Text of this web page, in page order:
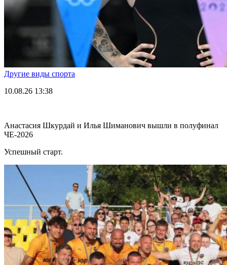
Другие виды спорта
10.08.26 13:38
Анастасия Шкурдай и Илья Шиманович вышли в полуфинал
ЧЕ-2026
Успешный старт.